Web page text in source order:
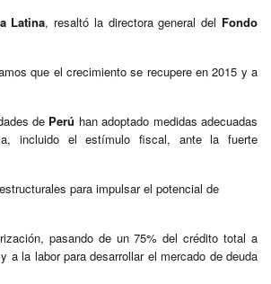
Latina, resaltó la directora general del Fondo
que el crecimiento se recupere en 2015 y a
de Perú han adoptado medidas adecuadas
incluido el estímulo fiscal, ante la fuerte
para impulsar el potencial de
pasando de un 75% del crédito total a
la labor para desarrollar el mercado de deuda